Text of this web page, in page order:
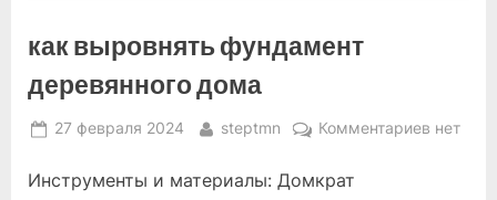
как выровнять фундамент
деревянного дома
Posted
27 февраля 2024 By
steptmn Комментариевкнет
Инструменты и материалы: Домкрат